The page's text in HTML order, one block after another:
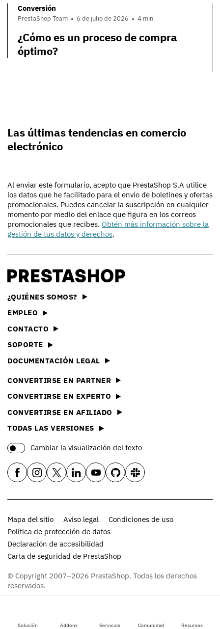
Solución Addons Servicios Comunidad Recursos
Conversión
PrestaShop Team 6 de julio de 2026 4 min
¿Cómo es un proceso de compra
óptimo?
Las últimas tendencias en comercio
electrónico
Al enviar este formulario, acepto que PrestaShop S.A utilice
los datos que he facilitado para el envío de boletines y ofertas
promocionales. Puedes cancelar la suscripción en cualquier
momento por medio del enlace que figura en los correos
promocionales que recibes. Obtén más información sobre la
gestión de tus datos y derechos.
¿QUIÉNES SOMOS?
EMPLEO
CONTACTO
SOPORTE
DOCUMENTACIÓN LEGAL
CONVERTIRSE EN PARTNER
CONVERTIRSE EN EXPERTO
CONVERTIRSE EN AFILIADO
TODAS LAS VERSIONES
Cambiar la visualización del texto
Mapa del sitio Aviso legal
Condiciones de uso
Política de protección de datos
Declaración de accesibilidad
Carta de seguridad de PrestaShop
© Copyright 2007–2026 PrestaShop. Todos los derechos
reservados.